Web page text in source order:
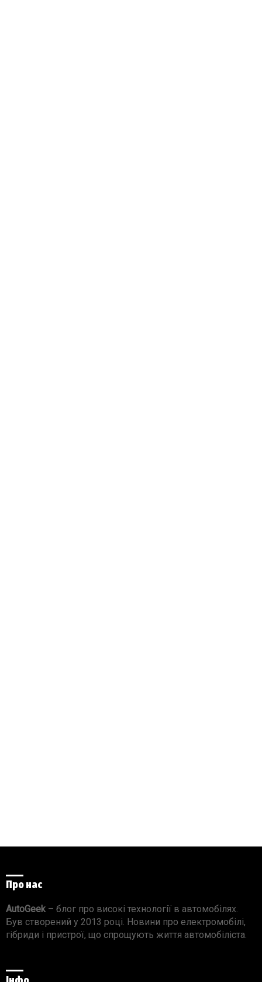
Про нас
AutoGeek– блог про високі технології в автомобілях.
Був створений у 2013 році. Новини про електромобілі,
гібриди і пристрої, що спрощують життя автомобіліста.